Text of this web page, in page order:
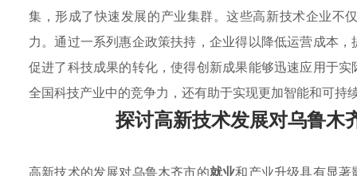
集，形成了快速发展的产业集群。这些高新技术企业不
力。通过一系列惠企政策扶持，企业得以降低运营成本
促进了科技成果的转化，使得创新成果能够迅速应用于
全国科技产业中的竞争力，还有助于实现更加智能和可持
探讨高新技术发展对乌鲁木
高新技术的发展对乌鲁木齐市的就业和产业升级具有显